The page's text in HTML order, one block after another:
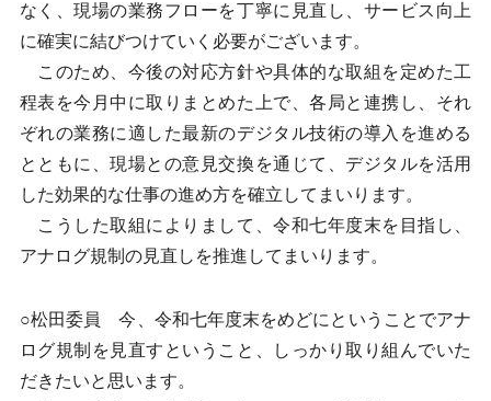
なく、現場の業務フローを丁寧に見直し、サービス向上
に確実に結びつけていく必要がございます。
このため、今後の対応方針や具体的な取組を定めた工
程表を今月中に取りまとめた上で、各局と連携し、それ
ぞれの業務に適した最新のデジタル技術の導入を進める
とともに、現場との意見交換を通じて、デジタルを活用
した効果的な仕事の進め方を確立してまいります。
こうした取組によりまして、令和七年度末を目指し、
アナログ規制の見直しを推進してまいります。
○松田委員 今、令和七年度末をめどにということでアナ
ログ規制を見直すということ、しっかり取り組んでいた
だきたいと思います。